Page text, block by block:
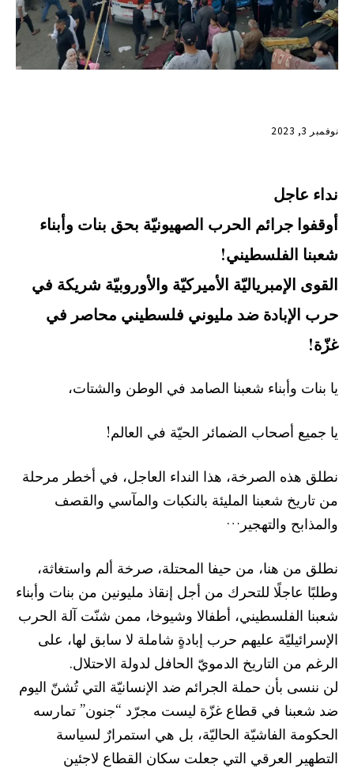
نوفمبر 3, 2023
نداء عاجل
أوقفوا جرائم الحرب الصهيونيّة بحق بنات وأبناء
شعبنا الفلسطيني!
القوى الإمبرياليّة الأميركيّة والأوروبيّة شريكة في
حرب الإبادة ضد مليوني فلسطيني محاصر في
غزّة!
يا بنات وأبناء شعبنا الصامد في الوطن والشتات،
يا جميع أصحاب الضمائر الحيّة في العالم!
نطلق هذه الصرخة، هذا النداء العاجل، في أخطر مرحلة
من تاريخ شعبنا المليئة بالنكبات والمآسي والقصف
والمذابح والتهجير…
نطلق من هنا، من حيفا المحتلة، صرخة ألم واستغاثة،
وطلبًا عاجلًا للتحرك من أجل إنقاذ مليونين من بنات وأبناء
شعبنا الفلسطيني، أطفالا وشيوخا، ممن شنّت آلة الحرب
الإسرائيليّة عليهم حرب إبادةٍ شاملة لا سابق لها، على
الرغم من التاريخ الدمويّ الحافل لدولة الاحتلال.
لن ننسى بأن حملة الجرائم ضد الإنسانيّة التي تُشنّ اليوم
ضد شعبنا في قطاع غزّة ليست مجرّد “جنون” تمارسه
الحكومة الفاشيّة الحاليّة، بل هي استمرارٌ لسياسة
التطهير العرقي التي جعلت سكان القطاع لاجئين